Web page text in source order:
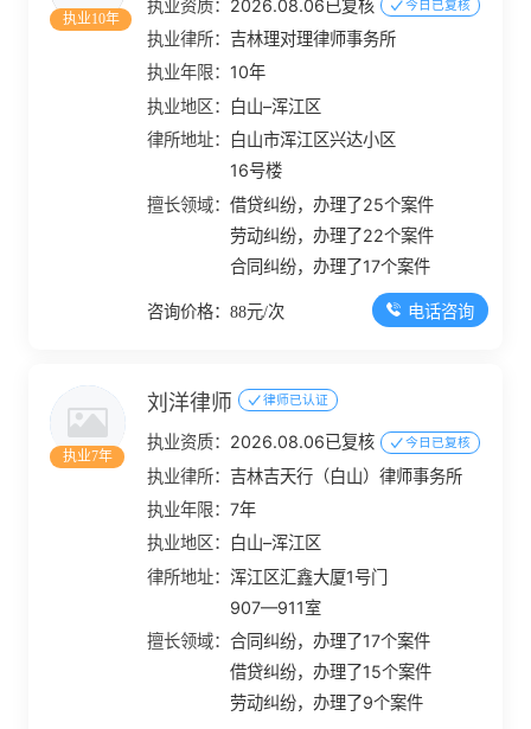
执业10年
执业资质： 2026.08.06已复核 今日已复核
执业律所： 吉林理对理律师事务所
执业年限： 10年
执业地区：
白山–浑江区
律所地址：
白山市浑江区兴达小区
16号楼
擅长领域：借贷纠纷，办理了25个案件
劳动纠纷，办理了22个案件
合同纠纷，办理了17个案件
咨询价格：88元/次 电话咨询
执业7年
刘洋律师 律师已认证
执业资质： 2026.08.06已复核 今日已复核
执业律所： 吉林吉天行（白山）律师事务所
执业年限：7年
执业地区：
白山–浑江区
律所地址：浑江区汇鑫大厦1号门
907—911室
擅长领域：合同纠纷，办理了17个案件
借贷纠纷，办理了15个案件
劳动纠纷，办理了9个案件